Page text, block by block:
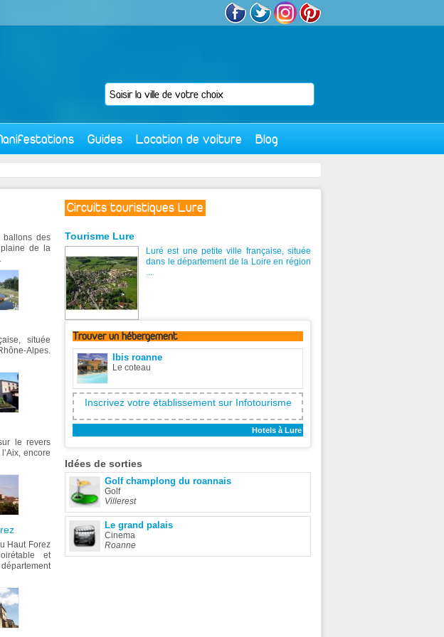
Guides Location de voiture Blog
Circuits touristiques Lure
des
de la
située
Alpes.
le revers
encore
Haut Forez
et
Tourisme Lure
Luré est une petite ville française, située
dans le département de la Loire en région
...
Trouverun hébergement
Ibis roanne
Le coteau
Inscrivez votre établissement sur Infotourisme
Hotels à Lure
Idées de sorties
Golf champlong du roannais
Golf
Villerest
Le grand palais
Cinema
Roanne